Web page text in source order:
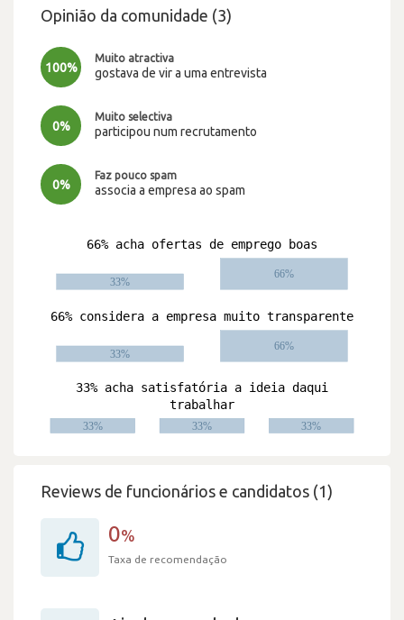
Opinião da comunidade (3)
100%
Muito atractiva
gostava de vir a uma entrevista
0%
Muito selectiva
participou num recrutamento
0%
Faz pouco spam
associa a empresa ao spam
Reviews de funcionários e candidatos (1)
0%
Taxa de recomendação